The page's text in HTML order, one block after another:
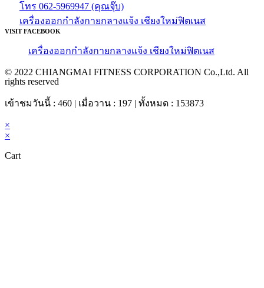
โทร 062-5969947 (คุณจุ๊บ)
เครื่องออกกำลังกายกลางแจ้ง เชียงใหม่ฟิตเนส
VISIT FACEBOOK
เครื่องออกกำลังกายกลางแจ้ง เชียงใหม่ฟิตเนส
© 2022 CHIANGMAI FITNESS CORPORATION Co.,Ltd. All
rights reserved
เข้าชมวันนี้ : 460 | เมื่อวาน : 197 | ทั้งหมด : 153873
×
×
Cart